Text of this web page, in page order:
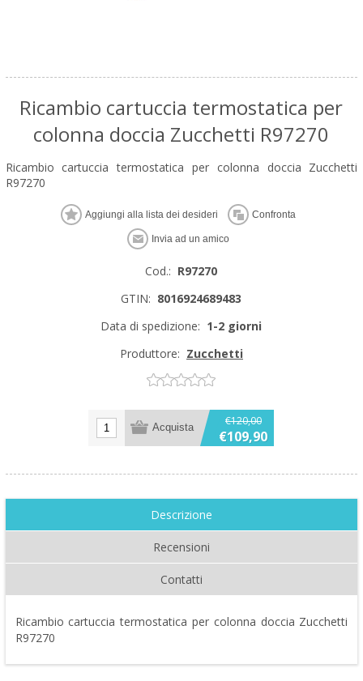
Ricambio cartuccia termostatica per
colonna doccia Zucchetti R97270
Ricambio cartuccia termostatica per colonna doccia Zucchetti
R97270
Cod.: R97270
GTIN: 8016924689483
Data di spedizione: 1-2 giorni
Produttore: Zucchetti
€120,00
€109,90
Descrizione
Recensioni
Contatti
Ricambio cartuccia termostatica per colonna doccia Zucchetti
R97270